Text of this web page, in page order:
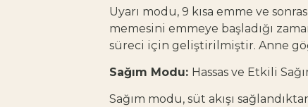
Uyarı modu, 9 kısa emme ve
memesini emmeye başladığı
süreci için geliştirilmiştir. Anne
Sağım Modu: Hassas ve Etkili
Sağım modu, süt akışı